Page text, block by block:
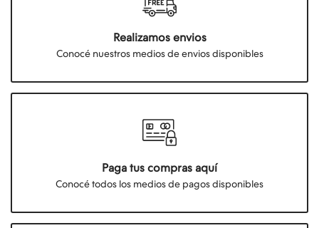
Realizamos envios
Conocé nuestros medios de envios disponibles
Paga tus compras aquí
Conocé todos los medios de pagos disponibles